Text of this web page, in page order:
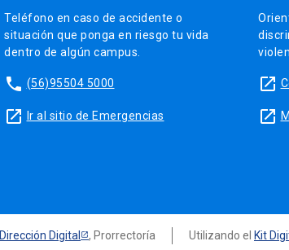
Teléfono en caso de accidente o
situación que ponga en riesgo tu vida
dentro de algún campus.
phone (56)95504 5000
launch Ir al sitio de Emergencias
launch
launch
Dirección Digital , Prorrectoría Utilizando el Kit